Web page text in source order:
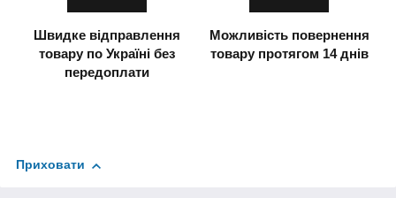
Швидке відправлення
товару по Україні без
передоплати
Можливість повернення
товару протягом 14 днів
Приховати